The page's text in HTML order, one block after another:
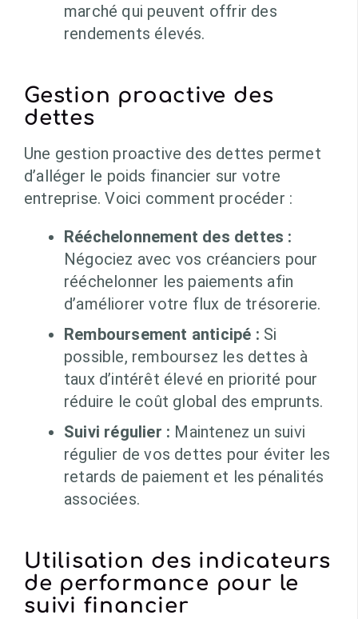
marché qui peuvent offrir des
rendements élevés.
Gestion proactive des
dettes
Une gestion proactive des dettes permet
d’alléger le poids financier sur votre
entreprise. Voici comment procéder :
Rééchelonnement des dettes :
Négociez avec vos créanciers pour
rééchelonner les paiements afin
d’améliorer votre flux de trésorerie.
Remboursement anticipé : Si
possible, remboursez les dettes à
taux d’intérêt élevé en priorité pour
réduire le coût global des emprunts.
Suivi régulier : Maintenez un suivi
régulier de vos dettes pour éviter les
retards de paiement et les pénalités
associées.
Utilisation des indicateurs
de performance pour le
suivi financier